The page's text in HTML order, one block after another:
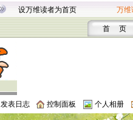
设万维读者为首页 万维
首 页
发表日志 控制面板 个人相册